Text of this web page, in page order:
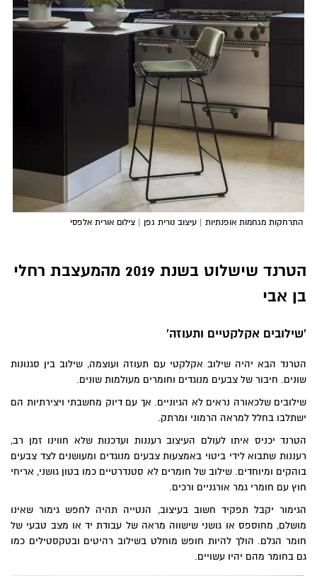
התרחקות מגחמות אופנתיות | עיצוב נורית גפן | צילום אורית אלפסי
הטרנד שישלוט בשנת 2019 מהמעצבת רחלי
בן אבי
'שילובים אקלקטיים ותעוזה'
הטרנד הבא יהיה שילוב אקלקטי עם תעוזה ועוצמה, שילוב בין סגנונות
שונים. חיבור של צבעים מנוגדים וחומרים מעולמות שונים.
שילובים שלכאורה נראים לא הגיוניים. אך עם דיוק מחשבתי ויצירתיות הם
ישתלבו בחלל למראה הרמוני ומרתק.
הטרנד יכניס איתו לעולם העיצוב רעננות ועדכנות שלא חווינו זמן רב,
רעננות שתבוא לידי ביטוי באמצעות צבעים מנוגדים ומעושנים לצד צבעים
בוהקים ומיוחדים. שילוב של חומרים לא סטנדרטיים כמו בטון גושני, אריחי
חוץ עם חומרי גמר אורגניים ורכים.
הגימור יקבל תפקיד חשוב בעיצוב, הנטייה תהיה לחפש גימור שאינו
מושלם, מחוספס או גושני שישווה מראה של עבודת יד או מצב טבעי של
חומר הגלם. הולך להיות חופש מוחלט בשילוב רהיטים ובטקסטילים כמו
גם בחומר מהם יהיו עשויים.